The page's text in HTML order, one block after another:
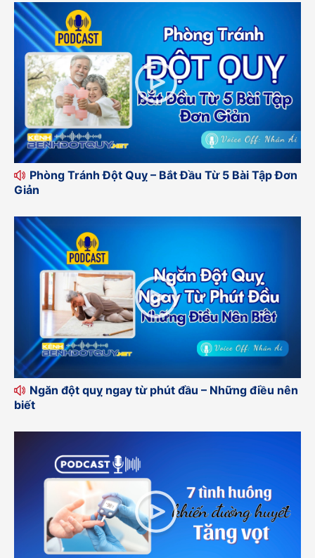
Phòng Tránh Đột Quỵ – Bắt Đầu Từ 5 Bài Tập Đơn
Giản
Ngăn đột quỵ ngay từ phút đầu – Những điều nên
biết